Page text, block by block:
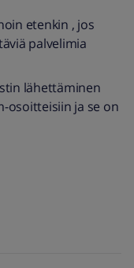
etenkin , jos
palvelimia
lähettäminen
osoitteisiin ja se on